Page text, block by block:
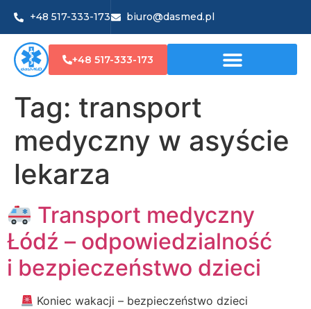
+48 517-333-173 biuro@dasmed.pl
+48 517-333-173
Tag: transport
medyczny w asyście
lekarza
Transport medyczny
Łódź – odpowiedzialność
i bezpieczeństwo dzieci
Koniec wakacji – bezpieczeństwo dzieci